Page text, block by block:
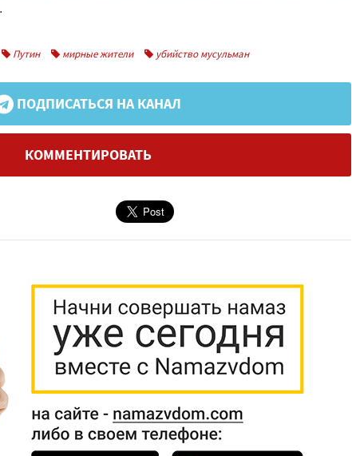
Путин мирные жители убийство мусульман
ПОДПИСАТЬСЯ НА КАНАЛ
КОММЕНТИРОВАТЬ